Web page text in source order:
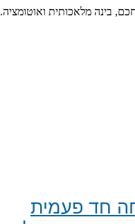
חכם, בינה מלאכותית ואוטומציה.
חד פעמית​